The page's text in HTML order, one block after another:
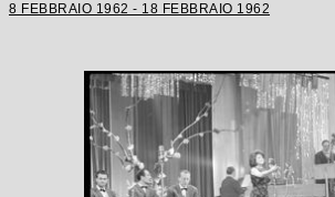
8 FEBBRAIO 1962 - 18 FEBBRAIO 1962